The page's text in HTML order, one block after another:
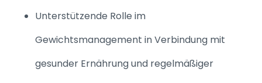
Unterstützende Rolle im
Gewichtsmanagement in Verbindung mit
gesunder Ernährung und regelmäßiger